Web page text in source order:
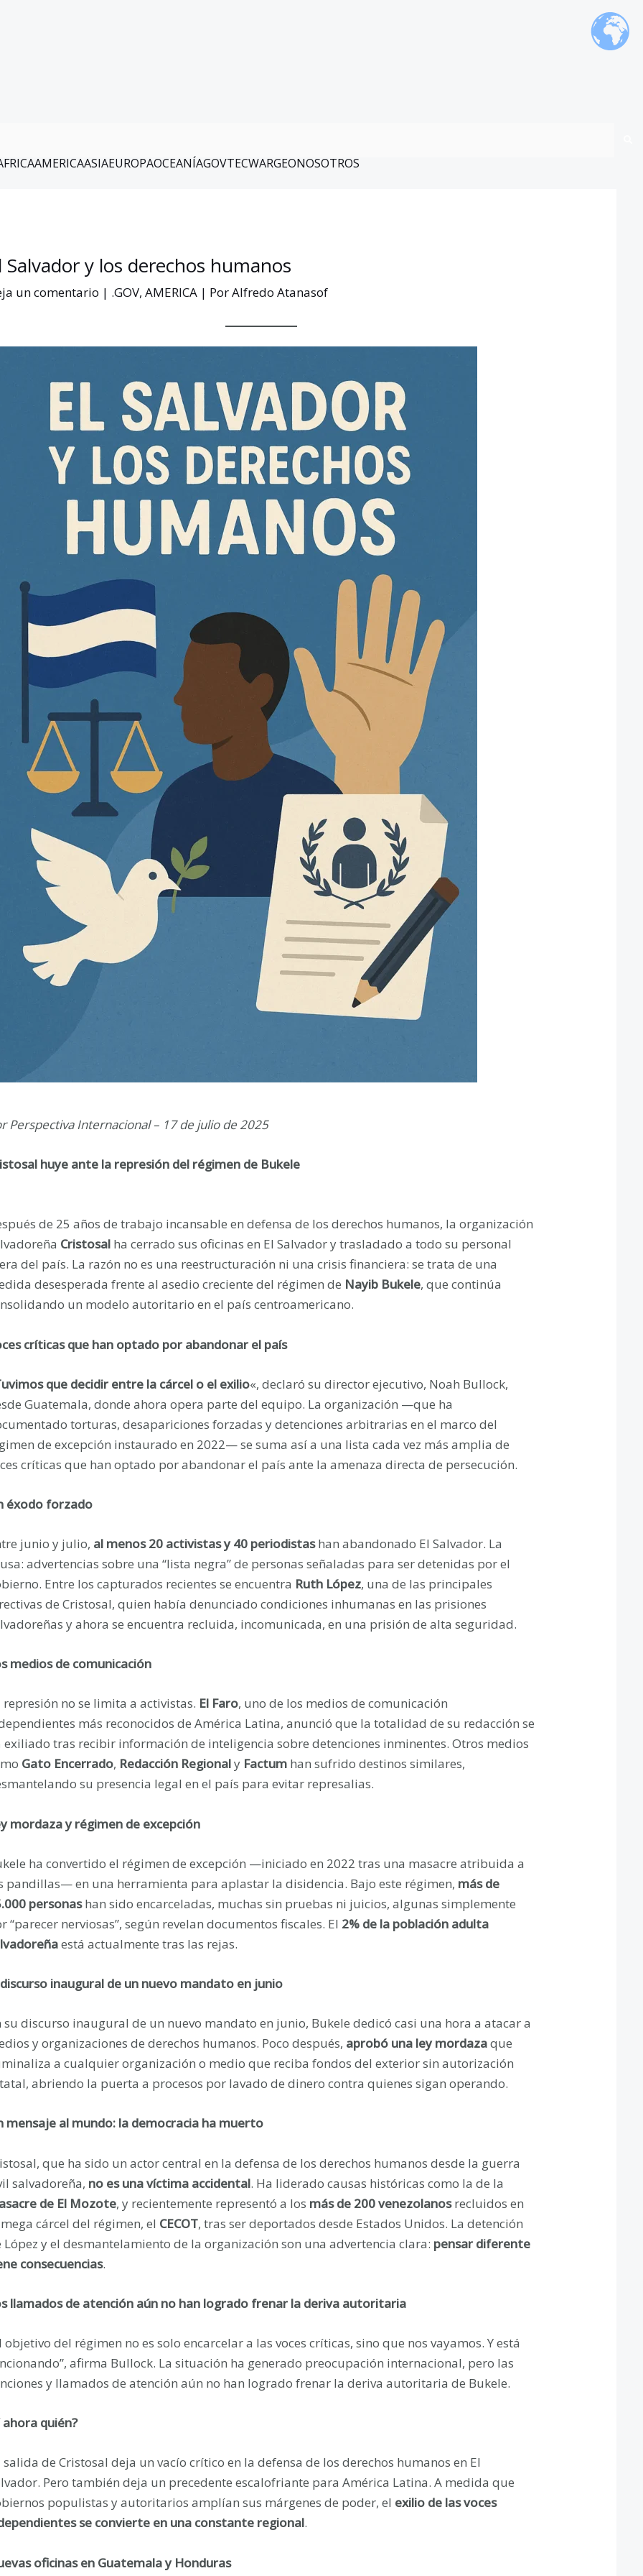
AMERICAASIAEUROPAOCEANÍAGOVTECWARGEONOSOTROS
Salvador y los derechos humanos
un comentario | .GOV, AMERICA| PorAlfredo Atanasof
Perspectiva Internacional – 17 de julio de 2025
huye ante la represión del régimen de Bukele
de 25 años de trabajo incansable en defensa de los derechos humanos, la organización
Cristosalha cerrado sus oficinas en El Salvador y trasladado a todo su personal
del país. La razón no es una reestructuración ni una crisis financiera: se trata de una
desesperada frente al asedio creciente del régimen de Nayib Bukele, que continúa
un modelo autoritario en el país centroamericano.
críticas que han optado por abandonar el país
que decidir entre la cárcel o el exilio«, declaró su director ejecutivo, Noah Bullock,
Guatemala, donde ahora opera parte del equipo. La organización —que ha
torturas, desapariciones forzadas y detenciones arbitrarias en el marco del
de excepción instaurado en 2022— se suma así a una lista cada vez más amplia de
críticas que han optado por abandonar el país ante la amenaza directa de persecución.
éxodo forzado
junio y julio, al menos 20 activistas y 40 periodistashan abandonado El Salvador. La
advertencias sobre una “lista negra” de personas señaladas para ser detenidas por el
Entre los capturados recientes se encuentra Ruth López, una de las principales
de Cristosal, quien había denunciado condiciones inhumanas en las prisiones
y ahora se encuentra recluida, incomunicada, en una prisión de alta seguridad.
medios de comunicación
represión no se limita a activistas. El Faro, uno de los medios de comunicación
más reconocidos de América Latina, anunció que la totalidad de su redacción se
exiliado tras recibir información de inteligencia sobre detenciones inminentes. Otros medios
Gato Encerrado, Redacción Regionaly Factumhan sufrido destinos similares,
su presencia legal en el país para evitar represalias.
mordaza y régimen de excepción
ha convertido el régimen de excepción —iniciado en 2022 tras una masacre atribuida a
pandillas— en una herramienta para aplastar la disidencia. Bajo este régimen, más de
personashan sido encarceladas, muchas sin pruebas ni juicios, algunas simplemente
“parecer nerviosas”, según revelan documentos fiscales. El 2% de la población adulta
está actualmente tras las rejas.
discurso inaugural de un nuevo mandato en junio
su discurso inaugural de un nuevo mandato en junio, Bukele dedicó casi una hora a atacar a
y organizaciones de derechos humanos. Poco después, aprobó una ley mordazaque
a cualquier organización o medio que reciba fondos del exterior sin autorización
abriendo la puerta a procesos por lavado de dinero contra quienes sigan operando.
mensaje al mundo: la democracia ha muerto
que ha sido un actor central en la defensa de los derechos humanos desde la guerra
salvadoreña, no es una víctima accidental. Ha liderado causas históricas como la de la
de El Mozote, y recientemente representó a los más de 200 venezolanosrecluidos en
cárcel del régimen, el CECOT, tras ser deportados desde Estados Unidos. La detención
López y el desmantelamiento de la organización son una advertencia clara: pensar diferente
consecuencias.
llamados de atención aún no han logrado frenar la deriva autoritaria
objetivo del régimen no es solo encarcelar a las voces críticas, sino que nos vayamos. Y está
afirma Bullock. La situación ha generado preocupación internacional, pero las
y llamados de atención aún no han logrado frenar la deriva autoritaria de Bukele.
ahora quién?
salida de Cristosal deja un vacío crítico en la defensa de los derechos humanos en El
Pero también deja un precedente escalofriante para América Latina. A medida que
populistas y autoritarios amplían sus márgenes de poder, el exilio de las voces
se convierte en una constante regional.
oficinas en Guatemala y Honduras